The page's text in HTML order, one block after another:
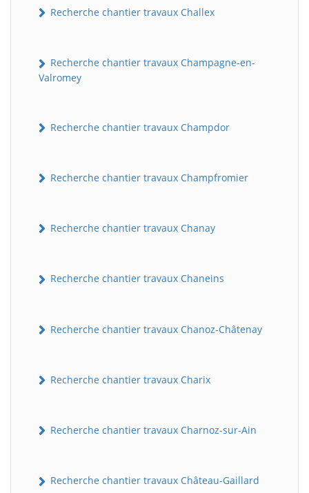
Recherche chantier travaux Challex
Recherche chantier travaux Champagne-en-
Valromey
Recherche chantier travaux Champdor
Recherche chantier travaux Champfromier
Recherche chantier travaux Chanay
Recherche chantier travaux Chaneins
Recherche chantier travaux Chanoz-Châtenay
Recherche chantier travaux Charix
Recherche chantier travaux Charnoz-sur-Ain
Recherche chantier travaux Château-Gaillard